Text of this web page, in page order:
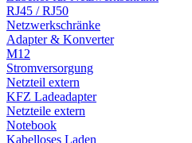
RJ45 / RJ50
Netzwerkschränke
Adapter & Konverter
M12
Stromversorgung
Netzteil extern
KFZ Ladeadapter
Netzteile extern
Notebook
Kabelloses Laden